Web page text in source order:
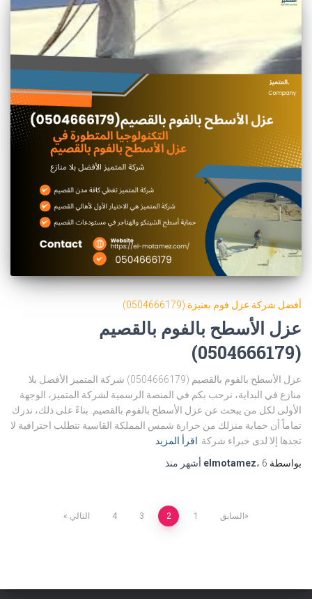
أفضل شركة عزل فوم بعنيزة (0504666179)
عزل الأسطح بالفوم بالقصيم
(0504666179)
عزل الأسطح بالفوم بالقصيم (0504666179) شركة المتميز الأفضل بلا
منازع في البداية، نرحب بكم في المنصة الرسمية لشركة المتميز، الوجهة
الأولى لكل من يبحث عن عزل الأسطح بالفوم بالقصيم. بناءً على ذلك، ندرك
تماماً أن حماية منزلك من حرارة شمس المملكة القاسية تتطلب احترافية لا
تجدها إلا لدى خبراء شركة اقرأ المزيد
بواسطة
elmotamez، 6 أشهر منذ
السابق 1
2
3
4 التالي